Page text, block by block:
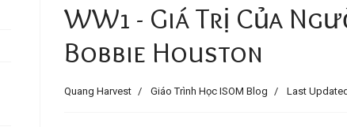
WW1 - Giá Trị Của
Bobbie Houston
Quang Harvest Giáo Trình Học ISOM Blog Last